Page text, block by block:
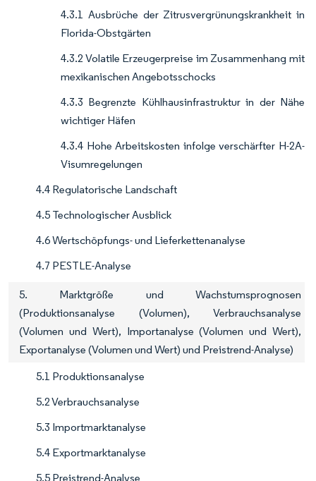
4.3.1 Ausbrüche der Zitrusvergrünungskrankheit in
Florida-Obstgärten
4.3.2 Volatile Erzeugerpreise im Zusammenhang mit
mexikanischen Angebotsschocks
4.3.3 Begrenzte Kühlhausinfrastruktur in der Nähe
wichtiger Häfen
4.3.4 Hohe Arbeitskosten infolge verschärfter H-2A-
Visumregelungen
4.4 Regulatorische Landschaft
4.5 Technologischer Ausblick
4.6 Wertschöpfungs- und Lieferkettenanalyse
4.7 PESTLE-Analyse
5. Marktgröße und Wachstumsprognosen
(Produktionsanalyse (Volumen), Verbrauchsanalyse
(Volumen und Wert), Importanalyse (Volumen und Wert),
Exportanalyse (Volumen und Wert) und Preistrend-Analyse)
5.1 Produktionsanalyse
5.2 Verbrauchsanalyse
5.3 Importmarktanalyse
5.4 Exportmarktanalyse
5.5 Preistrend-Analyse